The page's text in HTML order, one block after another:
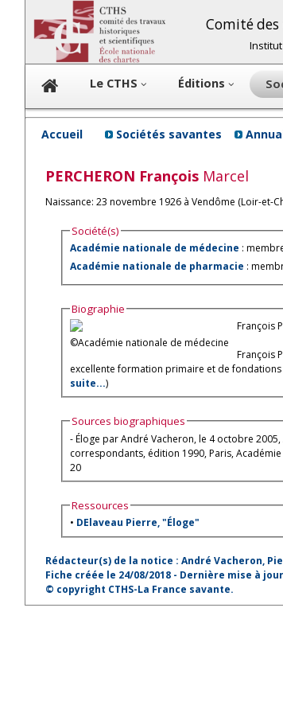
Comité
Le CTHS Éditions
Accueil Sociétés savantes
PERCHERON François Marcel
Naissance: 23 novembre 1926 à Vendôme (Loir-et-
Société(s)
Académie nationale de médecine :
Académie nationale de pharmacie :
Biographie
©Académie nationale de médecine
François
François
excellente formation primaire et de fondations
suite...)
Sources biographiques
- Éloge par André Vacheron, le 4 octobre
correspondants, édition 1990, Paris,
20
Ressources
• DElaveau Pierre, "Éloge"
Rédacteur(s) de la notice : André Vacheron,
Fiche créée le 24/08/2018 - Dernière mise à
© copyright CTHS-La France savante.